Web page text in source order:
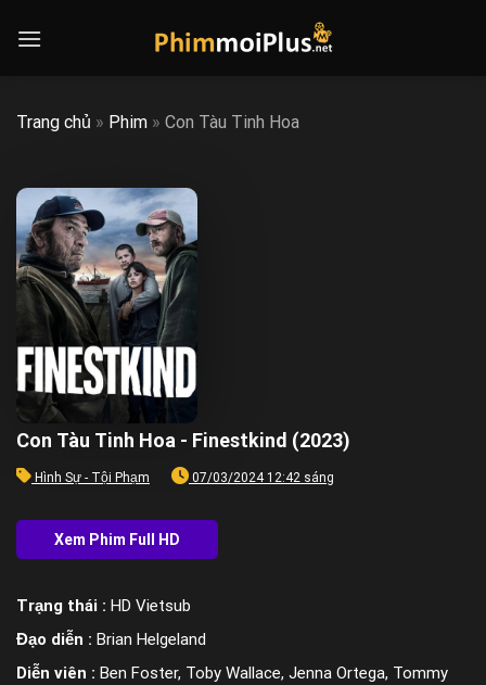
Trang chủ » Phim » Con Tàu Tinh Hoa
Con Tàu Tinh Hoa - Finestkind (2023)
Hình Sự - Tội Phạm 07/03/2024 12:42 sáng
Trạng thái : HD Vietsub
Đạo diễn : Brian Helgeland
Diễn viên : Ben Foster, Toby Wallace, Jenna Ortega, Tommy